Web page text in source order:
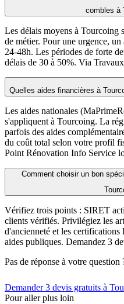
combles à
Les délais moyens à Tourcoing
de métier. Pour une urgence,
24-48h. Les périodes de forte
délais de 30 à 50%. Via
Quelles aides financières à
Les aides nationales
s'appliquent à Tourcoing. La
parfois des aides
du coût total selon votre profil
Point Rénovation Info Service
Comment choisir un bon
Vérifiez trois points : SIRET
clients vérifiés. Privilégiez les
d'ancienneté et les
aides publiques. Demandez 3
Pas de réponse à votre question
Demander 3 devis gratuits à
Pour aller plus loin